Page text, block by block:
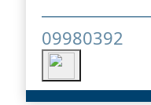
09980392